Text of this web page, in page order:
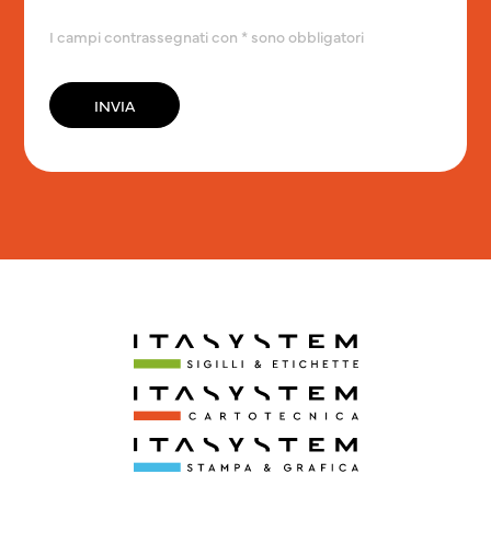
I campi contrassegnati con * sono obbligatori